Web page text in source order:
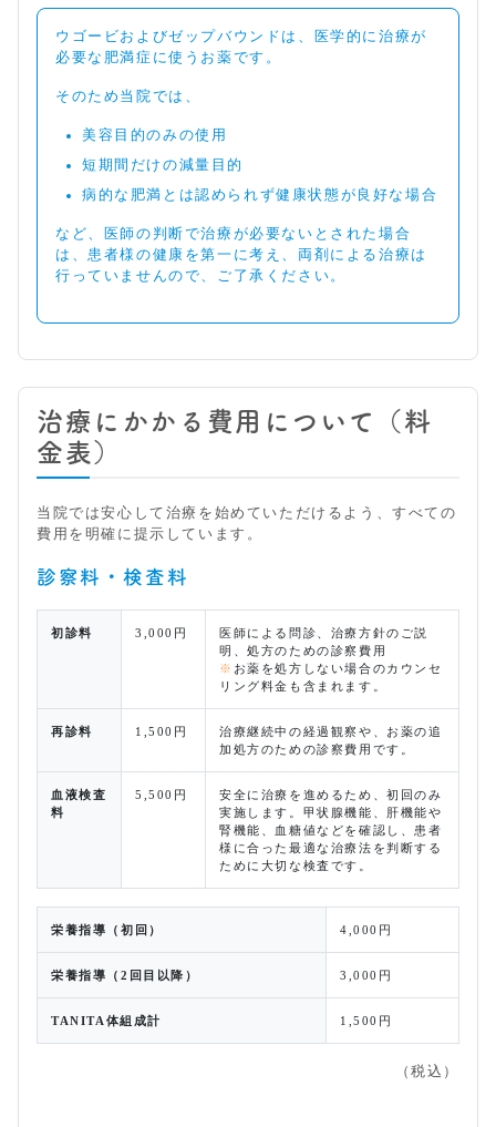
ウゴービおよびゼップバウンドは、医学的に治療が
必要な肥満症に使うお薬です。
そのため当院では、
美容目的のみの使用
短期間だけの減量目的
病的な肥満とは認められず健康状態が良好な場合
など、医師の判断で治療が必要ないとされた場合
は、患者様の健康を第一に考え、両剤による治療は
行っていませんので、ご了承ください。
治療にかかる費用について（料
金表）
当院では安心して治療を始めていただけるよう、すべての
費用を明確に提示しています。
診察料・検査料
初診料 3,000円
医師による問診、治療方針のご説
明、処方のための診察費用
※ お薬を処方しない場合のカウンセ
リング料金も含まれます。
再診料 1,500円
治療継続中の経過観察や、お薬の追
加処方のための診察費用です。
血液検査
料
5,500円
安全に治療を進めるため、初回のみ
実施します。甲状腺機能、肝機能や
腎機能、血糖値などを確認し、患者
様に合った最適な治療法を判断する
ために大切な検査です。
栄養指導（初回） 4,000円
栄養指導（2回目以降） 3,000円
TANITA体組成計 1,500円
（税込）